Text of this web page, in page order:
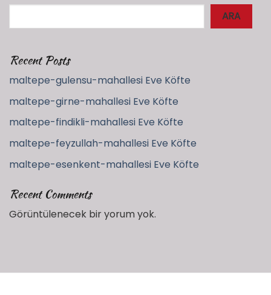
ARA
Recent Posts
maltepe-gulensu-mahallesi Eve Köfte
maltepe-girne-mahallesi Eve Köfte
maltepe-findikli-mahallesi Eve Köfte
maltepe-feyzullah-mahallesi Eve Köfte
maltepe-esenkent-mahallesi Eve Köfte
Recent Comments
Görüntülenecek bir yorum yok.